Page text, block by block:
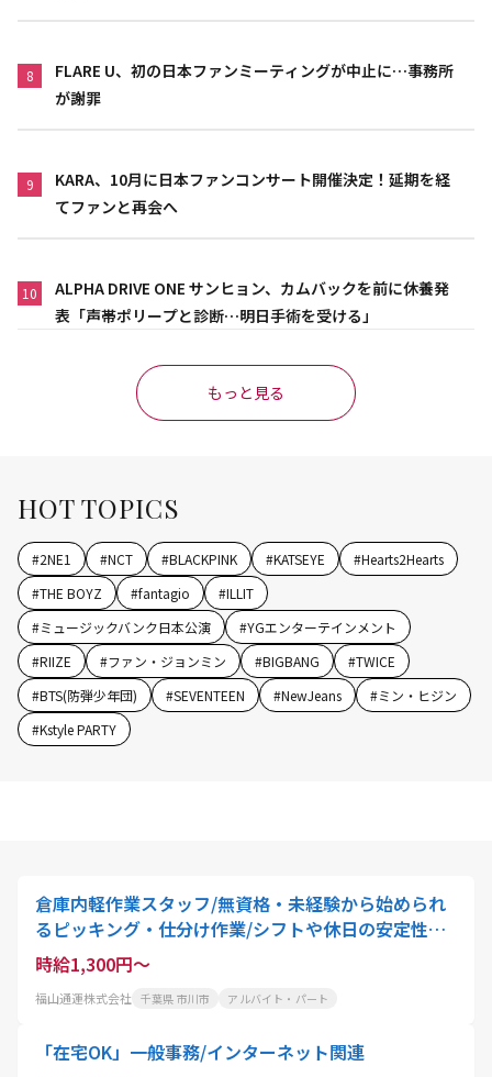
8
FLARE U、初の日本ファンミーティングが中止に…事務所
が謝罪
9
KARA、10月に日本ファンコンサート開催決定！延期を経
てファンと再会へ
10
ALPHA DRIVE ONE サンヒョン、カムバックを前に休養発
表「声帯ポリープと診断…明日手術を受ける」
もっと見る
HOT TOPICS
#2NE1 #NCT #BLACKPINK #KATSEYE #Hearts2Hearts
#THE BOYZ #fantagio #ILLIT
#ミュージックバンク日本公演 #YGエンターテインメント
#RIIZE #ファン・ジョンミン #BIGBANG #TWICE
#BTS(防弾少年団) #SEVENTEEN #NewJeans #ミン・ヒジン
#Kstyle PARTY
倉庫内軽作業スタッフ/無資格・未経験から始められ
るピッキング・仕分け作業/シフトや休日の安定性抜
群
時給1,300円～
福山通運株式会社 千葉県 市川市 アルバイト・パート
「在宅OK」一般事務/インターネット関連